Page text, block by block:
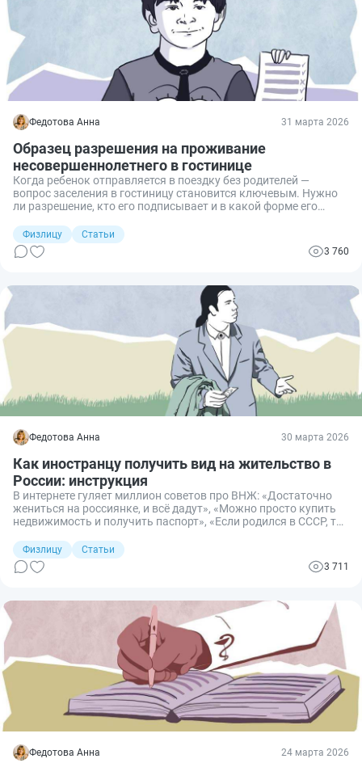
Федотова Анна 31 марта 2026
Образец разрешения на проживание
несовершеннолетнего в гостинице
Когда ребенок отправляется в поездку без родителей —
вопрос заселения в гостиницу становится ключевым. Нужно
ли разрешение, кто его подписывает и в какой форме его
Физлицу
Статьи
3 760
Федотова Анна 30 марта 2026
Как иностранцу получить вид на жительство в
России: инструкция
В интернете гуляет миллион советов про ВНЖ: «Достаточно
жениться на россиянке, и всё дадут», «Можно просто купить
недвижимость и получить паспорт», «Если родился в СССР, то
сотни форумов, перелопатила кипу законов и неоднократно
прошла этот путь со своими клиентами, чтобы отделить зерна
от плевел и понять, как все устроено. Готовы узнать правду о
в 2026 году?
Физлицу
Статьи
3 711
Федотова Анна 24 марта 2026